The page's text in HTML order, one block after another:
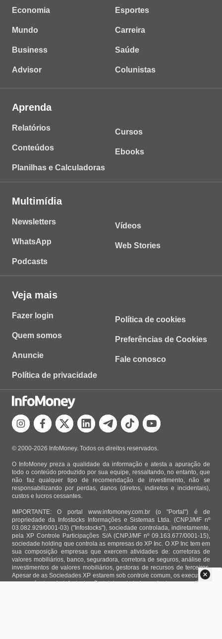
Economia
Mundo
Business
Advisor
Esportes
Carreira
Saúde
Colunistas
Aprenda
Relatórios
Conteúdos
Planilhas e Calculadoras
Cursos
Ebooks
Multimídia
Newsletters
WhatsApp
Podcasts
Vídeos
Web Stories
Veja mais
Fazer login
Quem somos
Anuncie
Política de privacidade
Política de cookies
Preferências de Cookies
Fale conosco
© 2000-2026 InfoMoney. Todos os direitos reservados.
O InfoMoney preza a qualidade da informação e atesta a apuração de
todo o conteúdo produzido por sua equipe, ressaltando, no entanto, que
não faz qualquer tipo de recomendação de investimento, não se
responsabilizando por perdas, danos (diretos, indiretos e incidentais),
custos e lucros cessantes.
IMPORTANTE: O portal www.infomoney.com.br (o "Portal") é de
propriedade da Infostocks Informações e Sistemas Ltda. (CNPJ/MF nº
03.082.929/0001-03) ("Infostocks"), sociedade controlada, indiretamente,
pela XP Controle Participações S/A (CNPJ/MF nº 09.163.677/0001-15),
sociedade holding que controla as empresas do XP Inc. O XP Inc tem em
sua composição empresas que exercem atividades de: corretoras de
valores mobiliários, banco, seguradora, corretora de seguros, análise de
investimentos de valores mobiliários, gestoras de recursos de terceiros.
Apesar de as Sociedades XP estarem sob controle comum, os executivos
responsáveis pela Infostocks são totalmente independentes e as notícias,